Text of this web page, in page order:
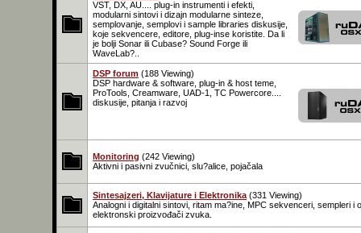
VST, DX, AU.... plug-in instrumenti i efekti,
modularni sintovi i dizajn modularne sinteze,
semplovanje, semplovi i sample libraries diskusije,
koje sekvencere, editore, plug-inse koristite. Da li
je bolji Sonar ili Cubase? Sound Forge ili
WaveLab?..
DSP forum (188 Viewing)
DSP hardware & software, plug-in & host teme,
ProTools, Creamware, UAD-1, TC Powercore....
diskusije, pitanja i razvoj
Monitoring (242 Viewing)
Aktivni i pasivni zvučnici, slu?alice, pojačala
Sintesajzeri, Klavijature i Elektronika (331 Viewing)
Analogni i digitalni sintovi, ritam ma?ine, MPC sekvenceri, sempleri i
elektronski proizvođači zvuka.